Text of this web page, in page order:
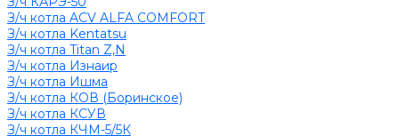
З/ч котла ACV ALFA COMFORT
З/ч котла Kentatsu
З/ч котла Titan Z,N
З/ч котла Изнаир
З/ч котла Ишма
З/ч котла КОВ (Боринское)
З/ч котла КСУВ
З/ч котла КЧМ-5/5К